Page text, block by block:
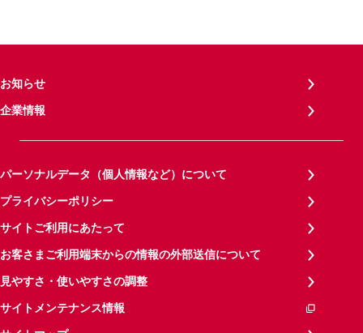
お知らせ
企業情報
パーソナルデータ（個人情報など）について
プライバシーポリシー
サイトご利用にあたって
お客さまご利用端末からの情報の外部送信について
見やすさ・使いやすさの調整
サイトメンテナンス情報